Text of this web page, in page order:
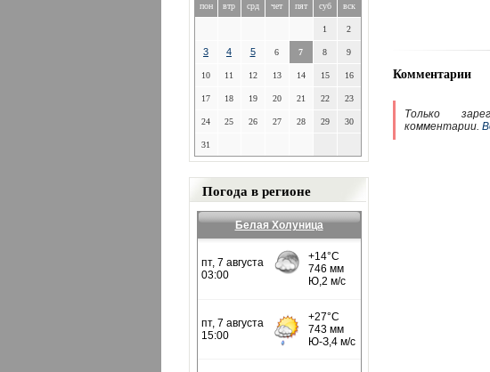
пон втр срд чет пят суб вск
1 2
3 4 5 6 7 8 9
10 11 12 13 14 15 16
17 18 19 20 21 22 23
24 25 26 27 28 29 30
31
Погода в регионе
Белая Холуница
Комментарии
Только
комментарии.